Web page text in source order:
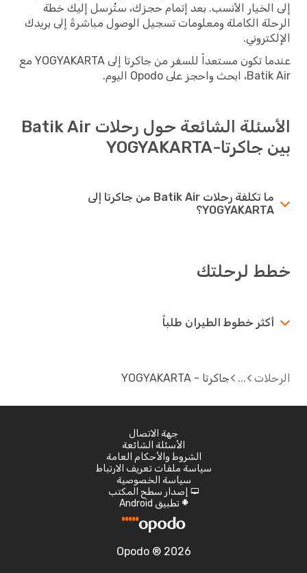
إلى الخيار الأنسب. بعد إتمام حجزك، ستُرسل إليك خطة
الرحلة الكاملة ومعلومات تسجيل الوصول مباشرةً إلى بريدك
الإلكتروني.
عندما تكون مستعداً للسفر من جاكرتا إلى YOGYAKARTA مع
Batik Air، ابحث واحجز على Opodo اليوم.
الأسئلة الشائعة حول رحلات Batik Air
بين جاكرتا-YOGYAKARTA
ما تكلفة رحلات Batik Air من جاكرتا إلى
YOGYAKARTA؟
خطط لرحلتك
أكثر خطوط الطيران طلباً
الرحلات جاكرتا - YOGYAKARTA
جهة الاتصال
الأسئلة الشائعة
الشروط والأحكام العامة
سياسة ملفات تعريف الارتباط
سياسة الخصوصية
d إصدار سطح المكتب
A تطبيق Android
Opodo ® 2026